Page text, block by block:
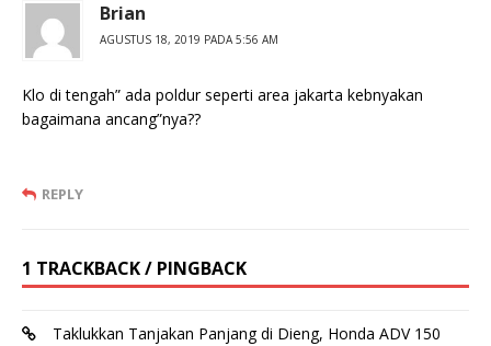
Brian
AGUSTUS 18, 2019 PADA 5:56 AM
Klo di tengah” ada poldur seperti area jakarta kebnyakan
bagaimana ancang”nya??
REPLY
1 TRACKBACK / PINGBACK
Taklukkan Tanjakan Panjang di Dieng, Honda ADV 150